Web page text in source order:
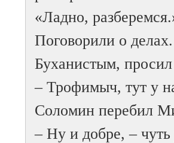
«Ладно,
Поговорили о
Буханистым,
– Трофимыч, тут у
Соломин перебил
– Ну и добре, –